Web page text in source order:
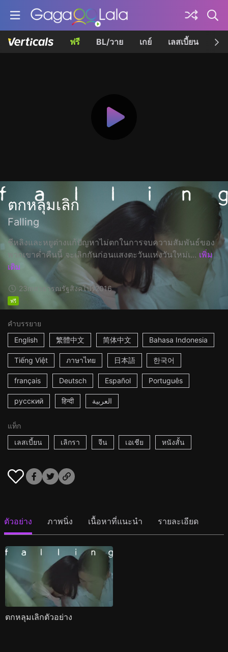
ฟรี BL/วาย เกย์ เลสเบี้ยน เค
ตกหลุมเลิก
Falling
ชีหลิงและหยูต่างแก้ปัญหาไม่ตกในการจบความสัมพันธ์ของ
พวกเขาค่ำคืนนี้ จะเลิกกันก่อนแสงตะวันแห่งวันใหม่เ... เพิ่ม
เติม
23m สาธารณรัฐสิงคโปร์์2016
ฟรี
คำบรรยาย
English
繁體中文 简体中文 Bahasa Indonesia
Tiếng Việt ภาษาไทย 日本語 한국어
français Deutsch Español Português
русский हिन्दी العربية
แท็ก
เลสเบี้ยน
เลิกรา จีน เอเชีย หนังสั้น
ตัวอย่าง ภาพนิ่ง เนื้อหาที่แนะนำ รายละเอียด
ตกหลุมเลิกตัวอย่าง